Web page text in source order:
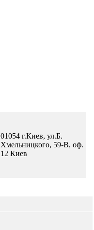
01054 г.Киев, ул.Б.
Хмельницкого, 59-В, оф.
12 Киев